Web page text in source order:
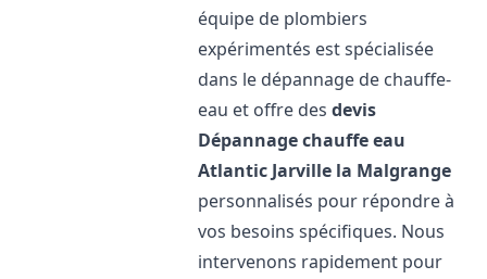
équipe de plombiers
expérimentés est spécialisée
dans le dépannage de chauffe-
eau et offre desdevis
Dépannage chauffe eau
Atlantic Jarville la Malgrange
personnalisés pour répondre à
vos besoins spécifiques. Nous
intervenons rapidement pour